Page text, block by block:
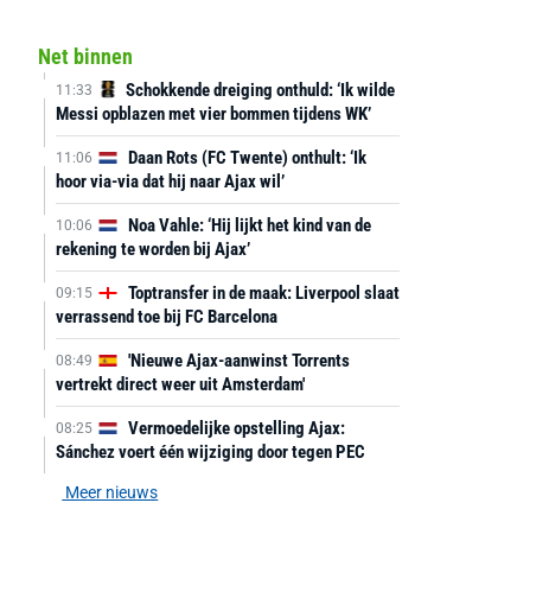
Net binnen
11:33
Schokkende dreiging onthuld: ‘Ik wilde
Messi opblazen met vier bommen tijdens WK’
11:06
Daan Rots (FC Twente) onthult: ‘Ik
hoor via-via dat hij naar Ajax wil’
10:06
Noa Vahle: ‘Hij lijkt het kind van de
rekening te worden bij Ajax’
09:15
Toptransfer in de maak: Liverpool slaat
verrassend toe bij FC Barcelona
08:49
'Nieuwe Ajax-aanwinst Torrents
vertrekt direct weer uit Amsterdam'
08:25
Vermoedelijke opstelling Ajax:
Sánchez voert één wijziging door tegen PEC
Meer nieuws